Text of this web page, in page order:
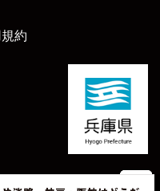
約